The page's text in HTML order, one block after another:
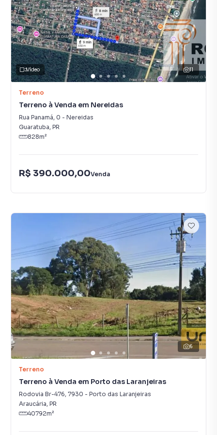
11
Vídeo
Terreno
Terreno à Venda em Nereidas
Rua Panamá, 0 - Nereidas
Guaratuba, PR
828m²
R$ 390.000,00Venda
6
Terreno
Terreno à Venda em Porto das Laranjeiras
Rodovia Br-476, 7930 - Porto das Laranjeiras
Araucária, PR
40792m²